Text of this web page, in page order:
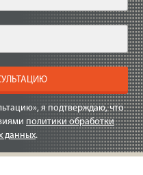
я подтверждаю, что
политики обработки
данных.